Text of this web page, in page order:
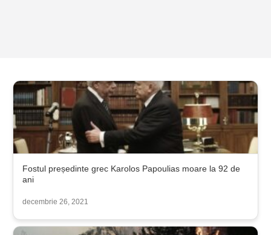
Fostul președinte grec Karolos Papoulias moare la 92 de
ani
decembrie 26, 2021